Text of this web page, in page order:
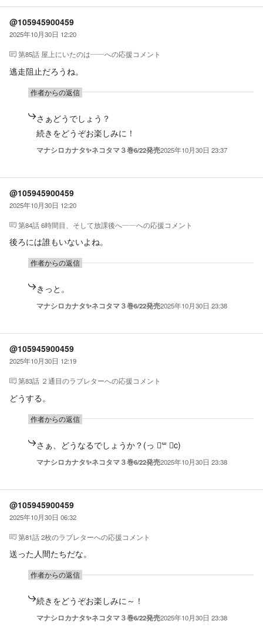
@105945900459
2025年10月30日 12:20
第85話 屋上にいたのは――への応援コメント
逃走阻止だろうね。
作者からの返信
さぁどうでしょう？
続きをどうぞお楽しみに！
マナシロカナタ✨ネコタマ３巻6/22発売2025年10月30日 23:37
@105945900459
2025年10月30日 12:20
第84話 6時間目、そして放課後へ――への応援コメント
後ろには誰もいないよね。
作者からの返信
きっと。
マナシロカナタ✨ネコタマ３巻6/22発売2025年10月30日 23:38
@105945900459
2025年10月30日 12:19
第83話 ２通目のラブレターへの応援コメント
どうする。
作者からの返信
さぁ、どうなるでしょうか？(っ ॑꒳ ॑c)
マナシロカナタ✨ネコタマ３巻6/22発売2025年10月30日 23:38
@105945900459
2025年10月30日 06:32
第81話 2枚のラブレターへの応援コメント
送った人間たちだな。
作者からの返信
続きをどうぞお楽しみに～！
マナシロカナタ✨ネコタマ３巻6/22発売2025年10月30日 23:38